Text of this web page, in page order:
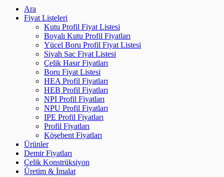
Ara
Fiyat Listeleri
Kutu Profil Fiyat Listesi
Boyalı Kutu Profil Fiyatları
Yücel Boru Profil Fiyat Listesi
Siyah Sac Fiyat Listesi
Çelik Hasır Fiyatları
Boru Fiyat Listesi
HEA Profil Fiyatları
HEB Profil Fiyatları
NPI Profil Fiyatları
NPU Profil Fiyatları
IPE Profil Fiyatları
Profil Fiyatları
Köşebent Fiyatları
Ürünler
Demir Fiyatları
Çelik Konstrüksiyon
Üretim & İmalat